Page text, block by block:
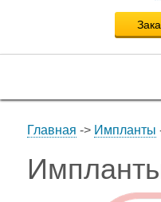
Главная -> Импланты